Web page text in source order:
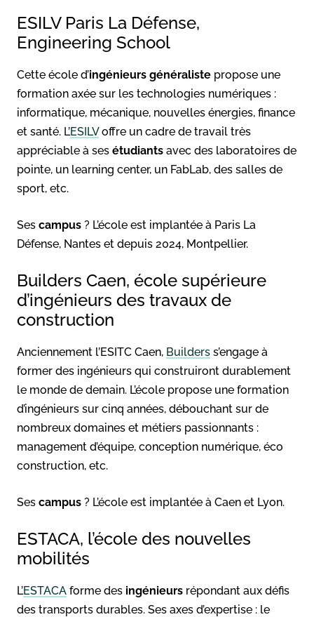
ESILV Paris La Défense,
Engineering School
Cette école d’ingénieurs généraliste propose une
formation axée sur les technologies numériques :
informatique, mécanique, nouvelles énergies, finance
et santé. L’ESILVoffre un cadre de travail très
appréciable à ses étudiants avec des laboratoires de
pointe, un learning center, un FabLab, des salles de
sport, etc.
Ses campus ? L’école est implantée à Paris La
Défense, Nantes et depuis 2024, Montpellier.
Builders Caen, école supérieure
d’ingénieurs des travaux de
construction
Anciennement l’ESITC Caen, Builders s’engage à
former des ingénieurs qui construiront durablement
le monde de demain. L’école propose une formation
d’ingénieurs sur cinq années, débouchant sur de
nombreux domaines et métiers passionnants :
management d’équipe, conception numérique, éco
construction, etc.
Ses campus ? L’école est implantée à Caen et Lyon.
ESTACA, l’école des nouvelles
mobilités
L’ESTACA forme des ingénieurs répondant aux défis
des transports durables. Ses axes d’expertise : le